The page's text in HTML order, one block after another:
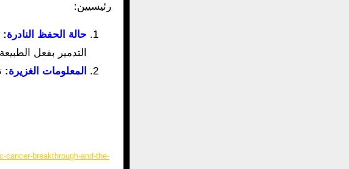
رئيسيين:
حالة الحفظ النادرة:
التدمير بفعل
المعلومات الغزيرة:
cancer-breakthrough-and-the-